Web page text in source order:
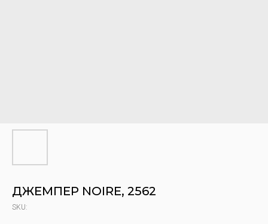
ДЖЕМПЕР NOIRE, 2562
SKU: